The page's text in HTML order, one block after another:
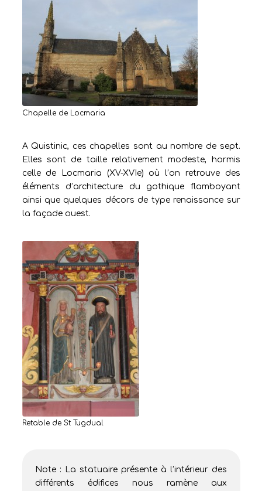
Chapelle de Locmaria
A Quistinic, ces chapelles sont au nombre de sept.
Elles sont de taille relativement modeste, hormis
celle de Locmaria (XV-XVIe) où l’on retrouve des
éléments d’architecture du gothique flamboyant
ainsi que quelques décors de type renaissance sur
la façade ouest.
Retable de St Tugdual
Note : La statuaire présente à l’intérieur des
différents édifices nous ramène aux